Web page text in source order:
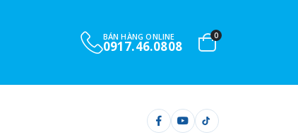
BÁN HÀNG ONLINE
0917.46.0808
0